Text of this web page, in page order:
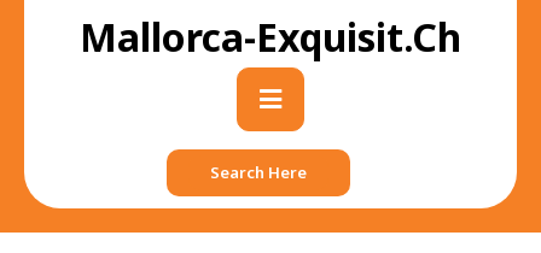
Mallorca-Exquisit.ch
Primary
Menu
Search Here